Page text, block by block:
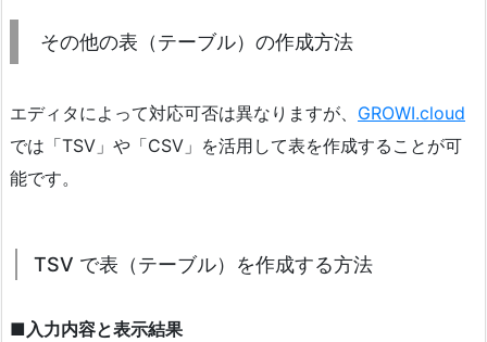
その他の表（テーブル）の作成方法
エディタによって対応可否は異なりますが、 GROWI.cloud
では「TSV」や「CSV」を活用して表を作成することが可
能です。
TSV で表（テーブル）を作成する方法
■入力内容と表示結果